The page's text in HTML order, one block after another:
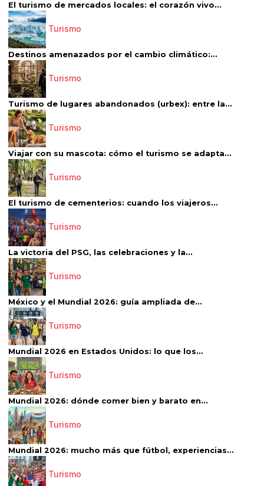
El turismo de mercados locales: el corazón vivo...
Turismo
Destinos amenazados por el cambio climático:...
Turismo
Turismo de lugares abandonados (urbex): entre la...
Turismo
Viajar con su mascota: cómo el turismo se adapta...
Turismo
El turismo de cementerios: cuando los viajeros...
Turismo
La victoria del PSG, las celebraciones y la...
Turismo
México y el Mundial 2026: guía ampliada de...
Turismo
Mundial 2026 en Estados Unidos: lo que los...
Turismo
Mundial 2026: dónde comer bien y barato en...
Turismo
Mundial 2026: mucho más que fútbol, experiencias...
Turismo